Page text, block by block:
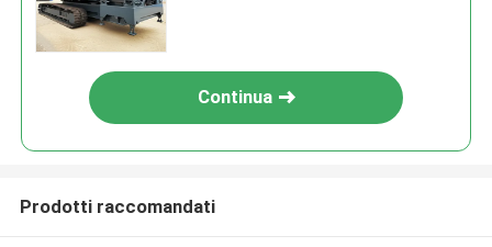
Continua
Prodotti raccomandati